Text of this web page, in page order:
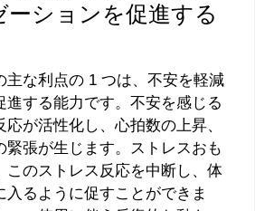
ーションを促進する
主な利点の 1 つは、不安を軽減
進する能力です。不安を感じる
が活性化し、心拍数の上昇、
緊張が生じます。ストレスおも
このストレス反応を中断し、体
入るように促すことができま